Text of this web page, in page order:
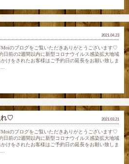
2021.04.23
Moiのブログをご覧いただきありがとうございます♡
日前の2週間以内に新型コロナウイルス感染拡大地域
けをされたお客様はご予約日の延長をお願い致しま
2021.03.21
れ♡
Moiのブログをご覧いただきありがとうございます♡
日前の2週間以内に新型コロナウイルス感染拡大地域
けをされたお客様はご予約日の延長をお願い致しま